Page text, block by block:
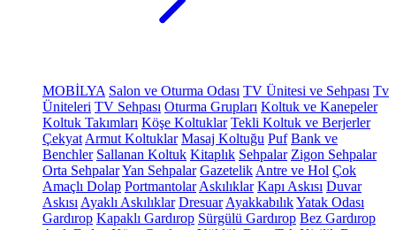
MOBİLYA Salon ve Oturma Odası TV Ünitesi ve Sehpası Tv
Üniteleri TV Sehpası Oturma Grupları Koltuk ve Kanepeler
Koltuk Takımları Köşe Koltuklar Tekli Koltuk ve Berjerler
Çekyat Armut Koltuklar Masaj Koltuğu Puf Bank ve
Benchler Sallanan Koltuk Kitaplık Sehpalar Zigon Sehpalar
Orta SehpalarYan Sehpalar Gazetelik Antre ve Hol Çok
Amaçlı Dolap Portmantolar Askılıklar Kapı Askısı Duvar
Askısı Ayaklı Askılıklar Dresuar AyakkabılıkYatak Odası
Gardırop Kapaklı Gardırop Sürgülü Gardırop Bez Gardırop